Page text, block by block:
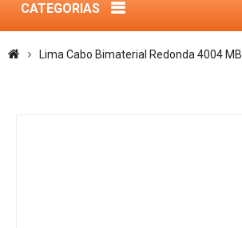
CATEGORIAS
Lima Cabo Bimaterial Redonda 4004 MB